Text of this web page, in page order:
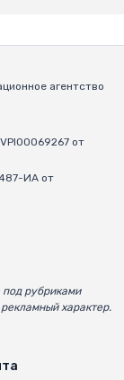
агентство
от
ИА от
рубриками
характер.